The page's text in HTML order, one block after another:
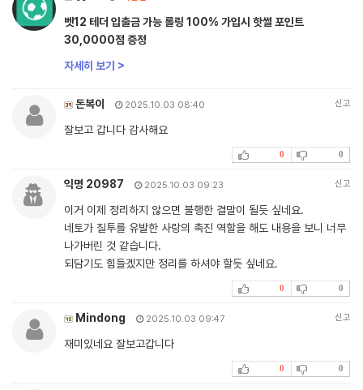
벳12 테더 입출금 가능 롤링 100% 가입시 핫썰 포인트
30,0000점 증정
자세히 보기 >
돈복이 2025.10.03 08:40 신고
잘보고 갑니다 감사해요
0 0
익명 20987 2025.10.03 09:23 신고
이거 이제 정리하지 않으면 불행한 결말이 될듯 싶네요.
네토가 질투를 유발한 사랑의 촉진 역할을 해도 내용을 보니 너무
나가버린 것 같습니다.
되담기도 힘들겠지만 정리를 하셔야 할듯 싶네요.
0 0
Mindong 2025.10.03 09:47 신고
재미있네요 잘보고갑니다
0 0